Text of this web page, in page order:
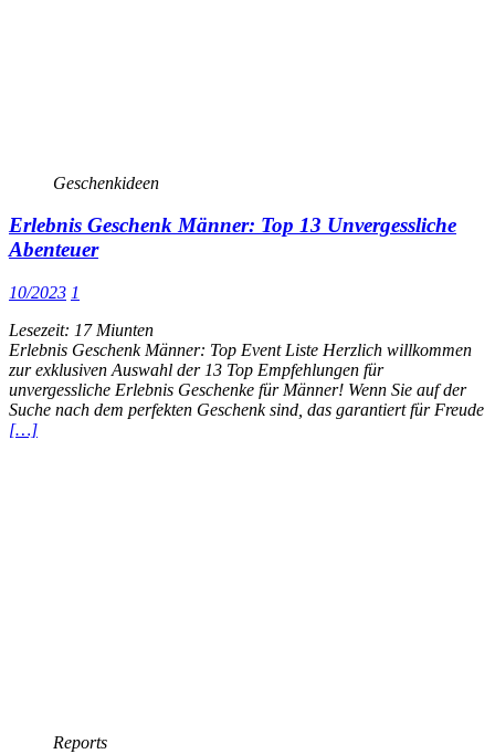
Geschenkideen
Erlebnis Geschenk Männer: Top 13 Unvergessliche
Abenteuer
10/2023 1
Lesezeit: 17 Miunten
Erlebnis Geschenk Männer: Top Event Liste Herzlich willkommen
zur exklusiven Auswahl der 13 Top Empfehlungen für
unvergessliche Erlebnis Geschenke für Männer! Wenn Sie auf der
Suche nach dem perfekten Geschenk sind, das garantiert für Freude
[…]
Reports